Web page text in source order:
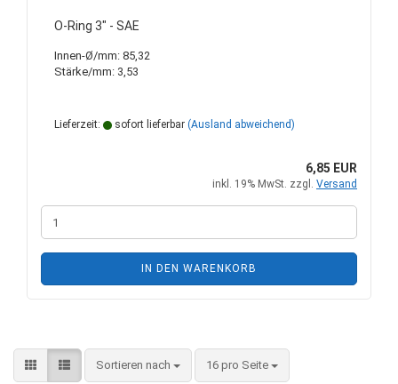
O-Ring 3" - SAE
Innen-Ø/mm: 85,32
Stärke/mm: 3,53
Lieferzeit: sofort lieferbar (Ausland abweichend)
6,85 EUR
inkl. 19% MwSt. zzgl. Versand
IN DEN WARENKORB
Sortieren nach
Sortieren nach 16 pro Seite
pro Seite